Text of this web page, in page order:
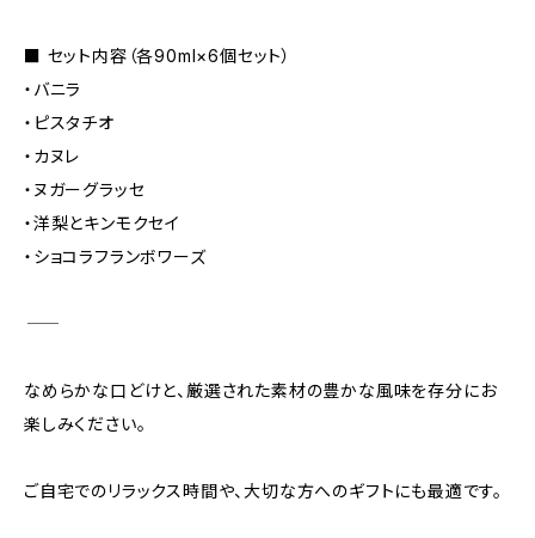
■ セット内容（各90ml×6個セット）
・バニラ
・ピスタチオ
・カヌレ
・ヌガーグラッセ
・洋梨とキンモクセイ
・ショコラフランボワーズ
―――――――――――
なめらかな口どけと、厳選された素材の豊かな風味を存分にお
楽しみください。
ご自宅でのリラックス時間や、大切な方へのギフトにも最適です。